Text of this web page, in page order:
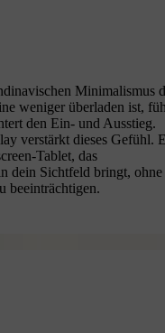
Minimalismus
weniger überladen ist,
den Ein- und Ausstieg.
verstärkt dieses Gefühl.
Tablet, das
dein Sichtfeld bringt, ohne
beeinträchtigen.